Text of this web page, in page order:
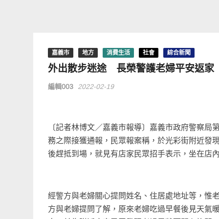
嘉義市 地方 消費生活 社會 綜合新聞
外出散步迷途 長榮警護老婦平安返家
編輯003 2022-02-19
〔記者林博文／嘉義市報導〕嘉義市政府警察
務之際接獲通報，民眾報案稱，於光彩街附近發
後趕抵到場，就見有店家民眾招手表示，坐在店
經警方與老婦關心提問姓名、住居處地址等，惟
方與老婦提問了解，原來老婦吃過早餐後見天氣